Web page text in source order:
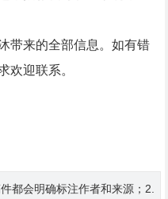
带来的全部信息。如有错
欢迎联系。
都会明确标注作者和来源；2.